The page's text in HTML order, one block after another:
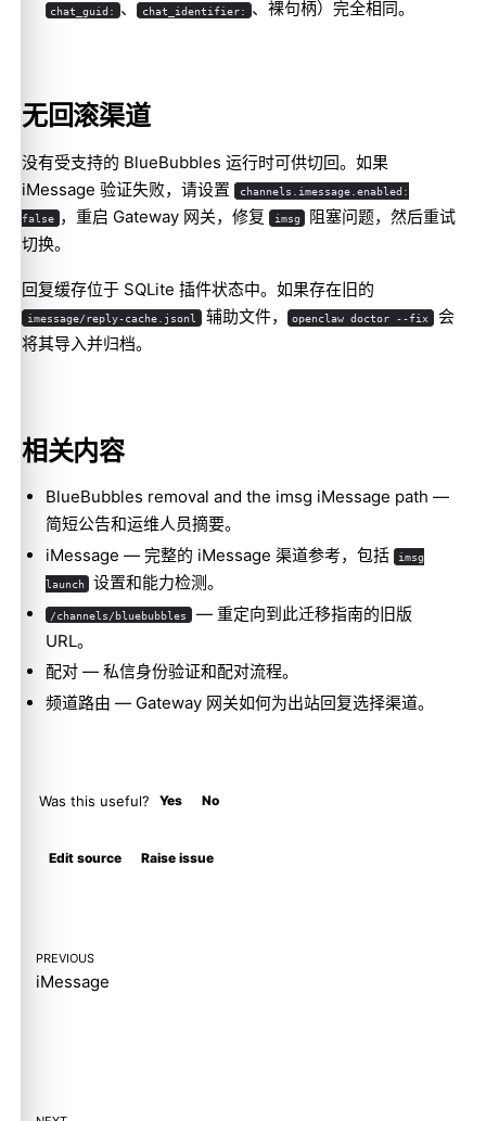
chat_guid: 、 chat_identifier: 、裸句柄）完全相同。
无回滚渠道
没有受支持的 BlueBubbles 运行时可供切回。如果
iMessage 验证失败，请设置
channels.imessage.enabled:
false ，重启 Gateway 网关，修复 imsg
阻塞问题，然后重试
切换。
回复缓存位于 SQLite 插件状态中。如果存在旧的
imessage/reply-cache.jsonl 辅助文件， openclaw doctor --fix
会
将其导入并归档。
相关内容
BlueBubbles removal and the imsg iMessage path —
简短公告和运维人员摘要。
iMessage — 完整的 iMessage 渠道参考，包括 imsg
launch 设置和能力检测。
/channels/bluebubbles
— 重定向到此迁移指南的旧版
URL。
配对— 私信身份验证和配对流程。
频道路由 — Gateway 网关如何为出站回复选择渠道。
Was this useful? Yes No
Edit source Raise issue
PREVIOUS
iMessage